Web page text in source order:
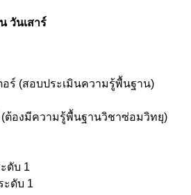
วันเสาร์
ร์ (สอบประเมินความรู้พื้นฐาน)
ต้องมีความรู้พื้นฐานวิชาซ่อมวิทยุ)
ดับ 1
ะดับ 1